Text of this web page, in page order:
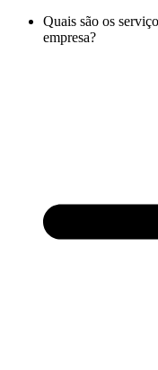
Quais são os
empresa?